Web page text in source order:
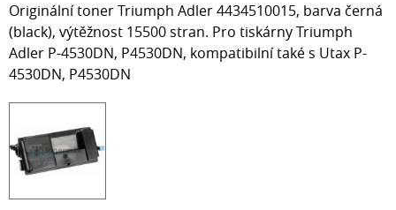
Originální toner Triumph Adler 4434510015, barva černá
(black), výtěžnost 15500 stran. Pro tiskárny Triumph
Adler P-4530DN, P4530DN, kompatibilní také s Utax P-
4530DN, P4530DN